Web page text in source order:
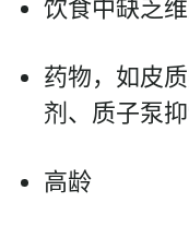
饮食中缺乏
药物，如皮
剂、质子泵
高龄